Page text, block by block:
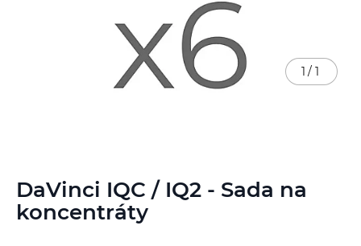
DaVinci IQC / IQ2 - Sada na
koncentráty
1 / 1
na
začiatok
galérie